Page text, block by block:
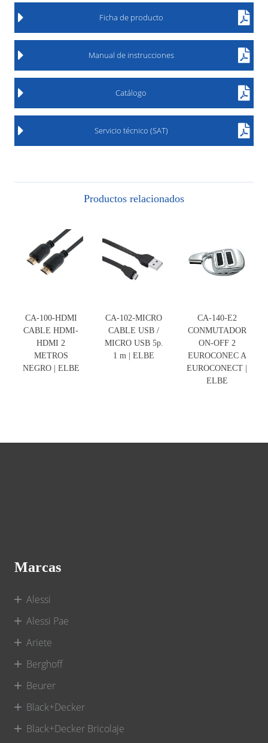
Ficha de producto
Manual de instrucciones
Catálogo
Servicio técnico (SAT)
Productos relacionados
CA-100-HDMI
CABLE HDMI-
HDMI 2
METROS
NEGRO | ELBE
CA-102-MICRO
CABLE USB /
MICRO USB 5p.
1 m | ELBE
CA-140-E2
CONMUTADOR
ON-OFF 2
EUROCONEC A
EUROCONECT |
ELBE
Marcas
Alessi
Alessi Pae
Ariete
Berghoff
Beurer
Black+Decker
Black+Decker Bricolaje